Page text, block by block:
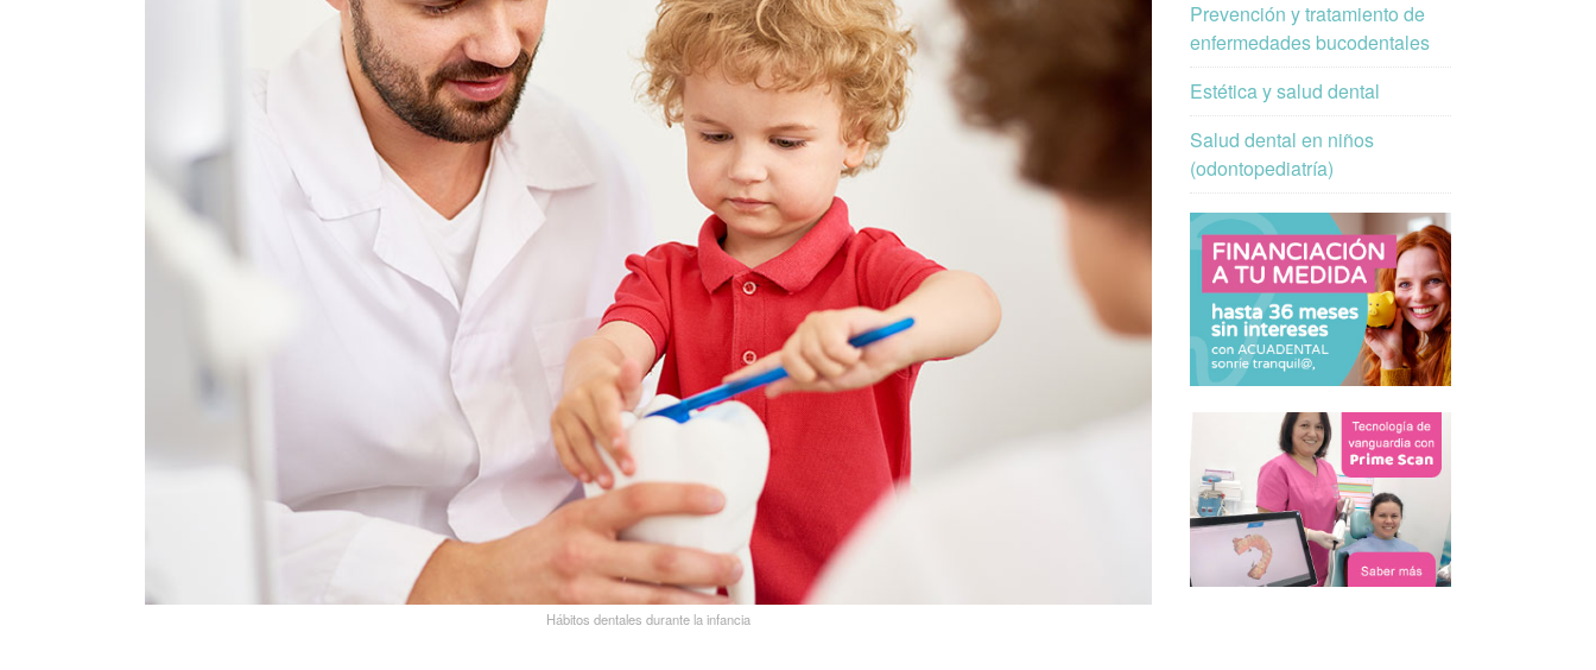
Hábitos dentales durante la infancia
Prevención y tratamiento de
enfermedades bucodentales
Estética y salud dental
Salud dental en niños
(odontopediatría)